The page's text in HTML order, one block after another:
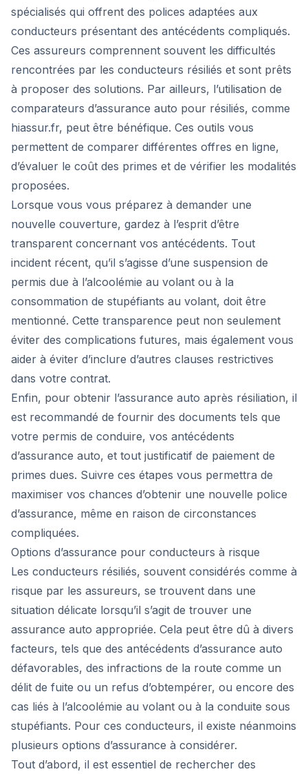
spécialisés qui offrent des polices adaptées aux
conducteurs présentant des antécédents compliqués.
Ces assureurs comprennent souvent les difficultés
rencontrées par les conducteurs résiliés et sont prêts
à proposer des solutions. Par ailleurs, l’utilisation de
comparateurs d’assurance auto pour résiliés, comme
hiassur.fr, peut être bénéfique. Ces outils vous
permettent de comparer différentes offres en ligne,
d’évaluer le coût des primes et de vérifier les modalités
proposées.
Lorsque vous vous préparez à demander une
nouvelle couverture, gardez à l’esprit d’être
transparent concernant vos antécédents. Tout
incident récent, qu’il s’agisse d’une suspension de
permis due à l’alcoolémie au volant ou à la
consommation de stupéfiants au volant, doit être
mentionné. Cette transparence peut non seulement
éviter des complications futures, mais également vous
aider à éviter d’inclure d’autres clauses restrictives
dans votre contrat.
Enfin, pour obtenir l’assurance auto après résiliation, il
est recommandé de fournir des documents tels que
votre permis de conduire, vos antécédents
d’assurance auto, et tout justificatif de paiement de
primes dues. Suivre ces étapes vous permettra de
maximiser vos chances d’obtenir une nouvelle police
d’assurance, même en raison de circonstances
compliquées.
Options d’assurance pour conducteurs à risque
Les conducteurs résiliés, souvent considérés comme à
risque par les assureurs, se trouvent dans une
situation délicate lorsqu’il s’agit de trouver une
assurance auto appropriée. Cela peut être dû à divers
facteurs, tels que des antécédents d’assurance auto
défavorables, des infractions de la route comme un
délit de fuite ou un refus d’obtempérer, ou encore des
cas liés à l’alcoolémie au volant ou à la conduite sous
stupéfiants. Pour ces conducteurs, il existe néanmoins
plusieurs options d’assurance à considérer.
Tout d’abord, il est essentiel de rechercher des